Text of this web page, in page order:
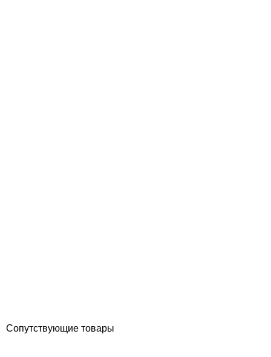
Сопутствующие товары